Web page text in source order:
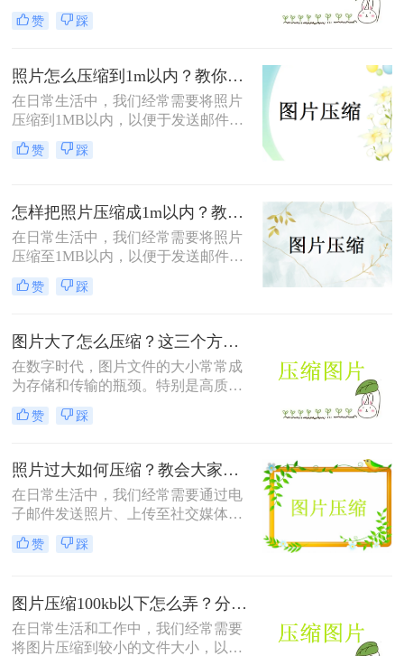
满足特定平台的要求。那么怎么压缩
照片的方法呢？本文将介绍四种有效
这些需求。
赞 踩
照片怎么压缩到1m以内？教你三招压缩照片！
在日常生活中，我们经常需要将照片
压缩到1MB以内，以便于发送邮件、
上传到社交媒体或满足特定平台的要
求。那么照片怎么压缩到1m以内呢？
赞 踩
怎样把照片压缩成1m以内？教你四种实用的压缩方法！
在日常生活中，我们经常需要将照片
压缩至1MB以内，以便于发送邮件、
上传到社交媒体或满足特定平台的要
求。那么怎样把照片压缩成1m以内
缩照片大小，帮助您轻松应对这些需
求。
赞 踩
图片大了怎么压缩？这三个方法帮你轻松解决！
在数字时代，图片文件的大小常常成
为存储和传输的瓶颈。特别是高质量
的图片，其文件体积往往较大，不仅
占用大量存储空间，还会影响上传速
么压缩呢？以下是四种常用的图片压
缩方法，帮助您轻松解决这一问题。
赞 踩
照片过大如何压缩？教会大家这4种压缩方法！
在日常生活中，我们经常需要通过电
子邮件发送照片、上传至社交媒体或
用于网页设计等。然而，原始照片文
件通常较大，这不仅会占用大量存储
何压缩变得尤为重要。以下是四种常
用的图片压缩方法，帮助您轻松解决
这一问题。
赞 踩
图片压缩100kb以下怎么弄？分享4个高效压缩方法！
在日常生活和工作中，我们经常需要
将图片压缩到较小的文件大小，以便